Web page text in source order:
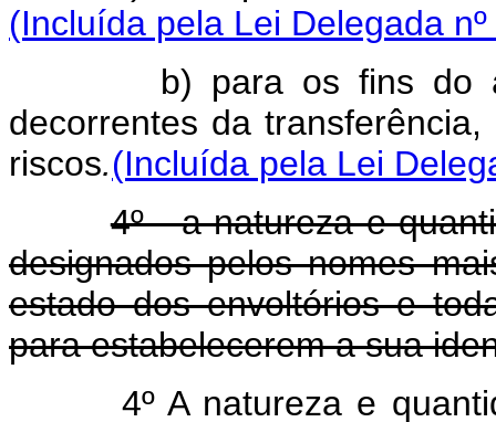
(Incluída pela Lei Delegada
b) para os fins do art.
decorrentes da
riscos.(Incluída pela Lei
4º - a natureza e
designados pelos nomes
estado dos envoltórios e
para estabelecerem a sua
4º A natureza e